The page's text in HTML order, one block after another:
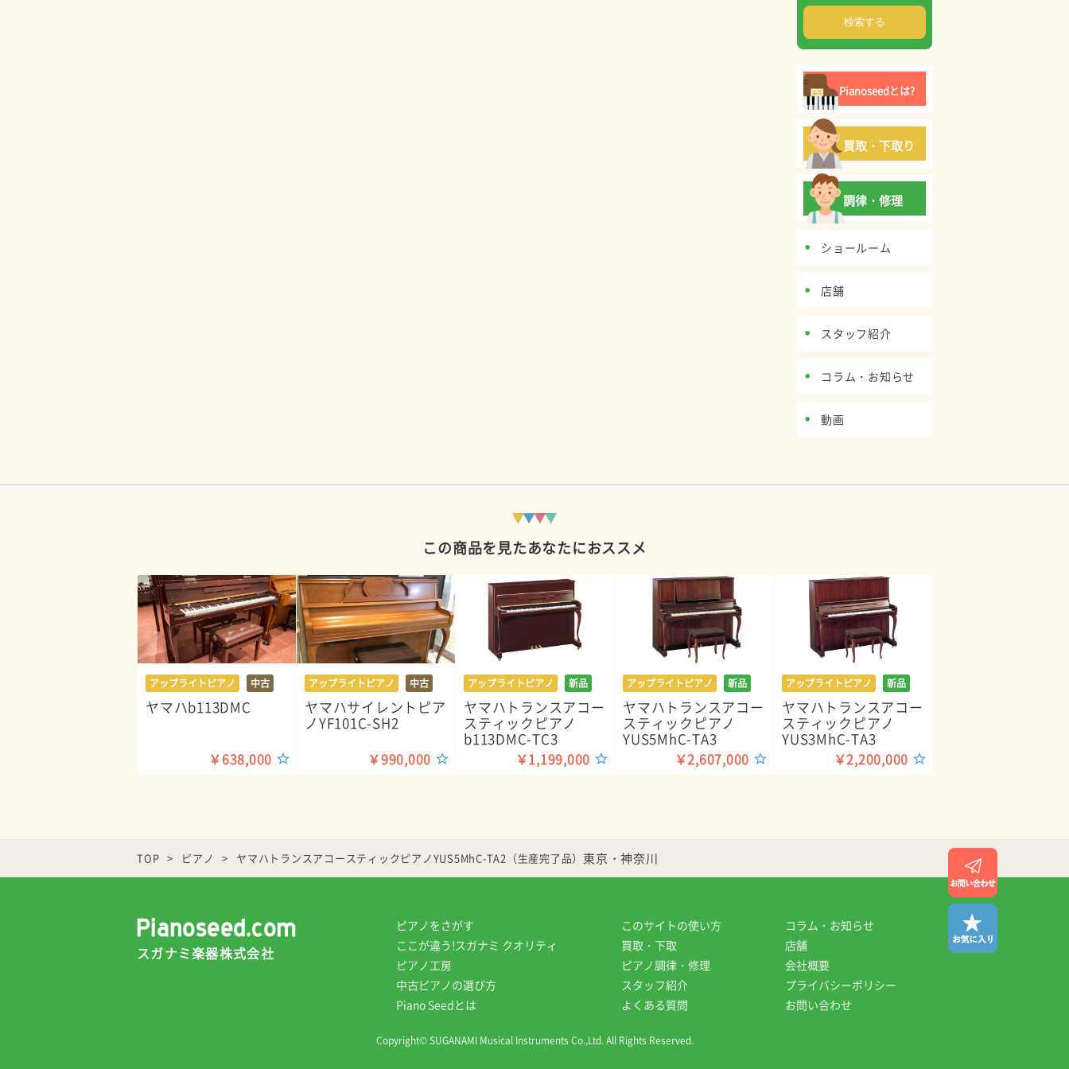
Pianoseedとは?
買取・下取り
調律・修理
ショールーム
店舗
スタッフ紹介
コラム・お知らせ
動画
この商品を見たあなたにおススメ
アップライトピアノ 中古
ヤマハb113DMC
￥638,000
アップライトピアノ 中古
ヤマハサイレントピア
ノYF101C-SH2
￥990,000
アップライトピアノ 新品
ヤマハトランスアコー
スティックピアノ
b113DMC-TC3
￥1,199,000
アップライトピアノ 新品
ヤマハトランスアコー
スティックピアノ
YUS5MhC-TA3
￥2,607,000
アップライトピアノ 新品
ヤマハトランスアコー
スティックピアノ
YUS3MhC-TA3
￥2,200,000
TOP 東京・神奈川
ピアノ ヤマハトランスアコースティックピアノYUS5MhC-TA2（生産完了品）
スガナミ楽器株式会社
ピアノをさがす
ここが違う!スガナミ クオリティ
ピアノ工房
中古ピアノの選び方
Piano Seedとは
このサイトの使い方
買取・下取
ピアノ調律・修理
スタッフ紹介
よくある質問
コラム・お知らせ
店舗
会社概要
プライバシーポリシー
お問い合わせ
Copyright© SUGANAMI Musical Instruments Co.,Ltd. All Rights Reserved.